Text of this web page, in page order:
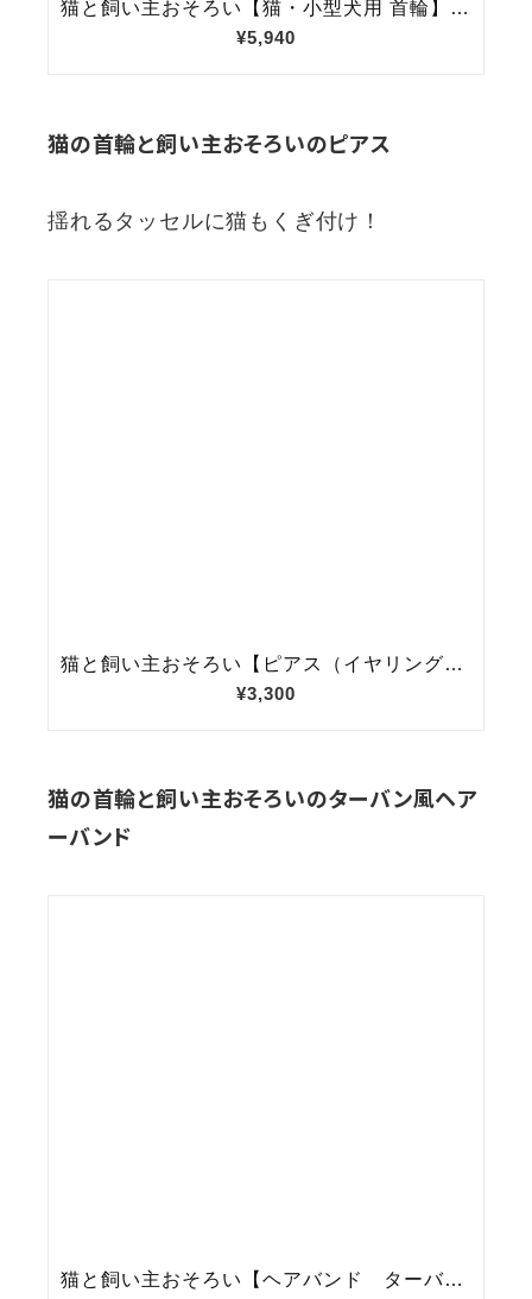
猫の首輪と飼い主おそろいのピアス
揺れるタッセルに猫もくぎ付け！
猫の首輪と飼い主おそろいのターバン風ヘア
ーバンド